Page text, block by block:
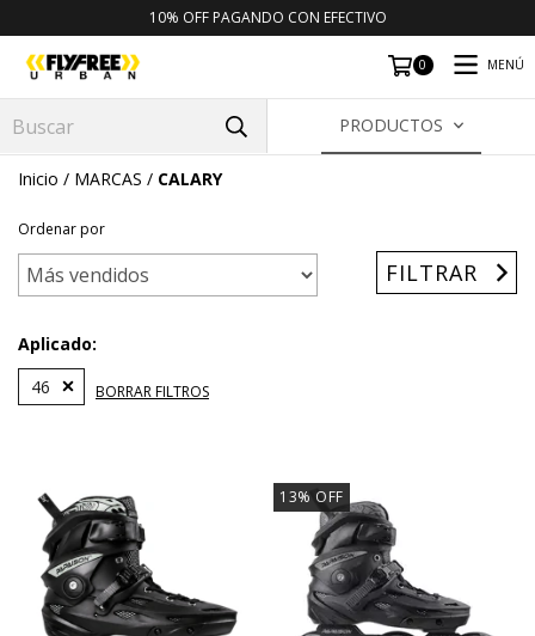
10% OFF PAGANDO CON EFECTIVO
0 MENÚ
PRODUCTOS
Inicio / MARCAS / CALARY
Ordenar por
FILTRAR
Aplicado:
46
BORRAR FILTROS
13% OFF